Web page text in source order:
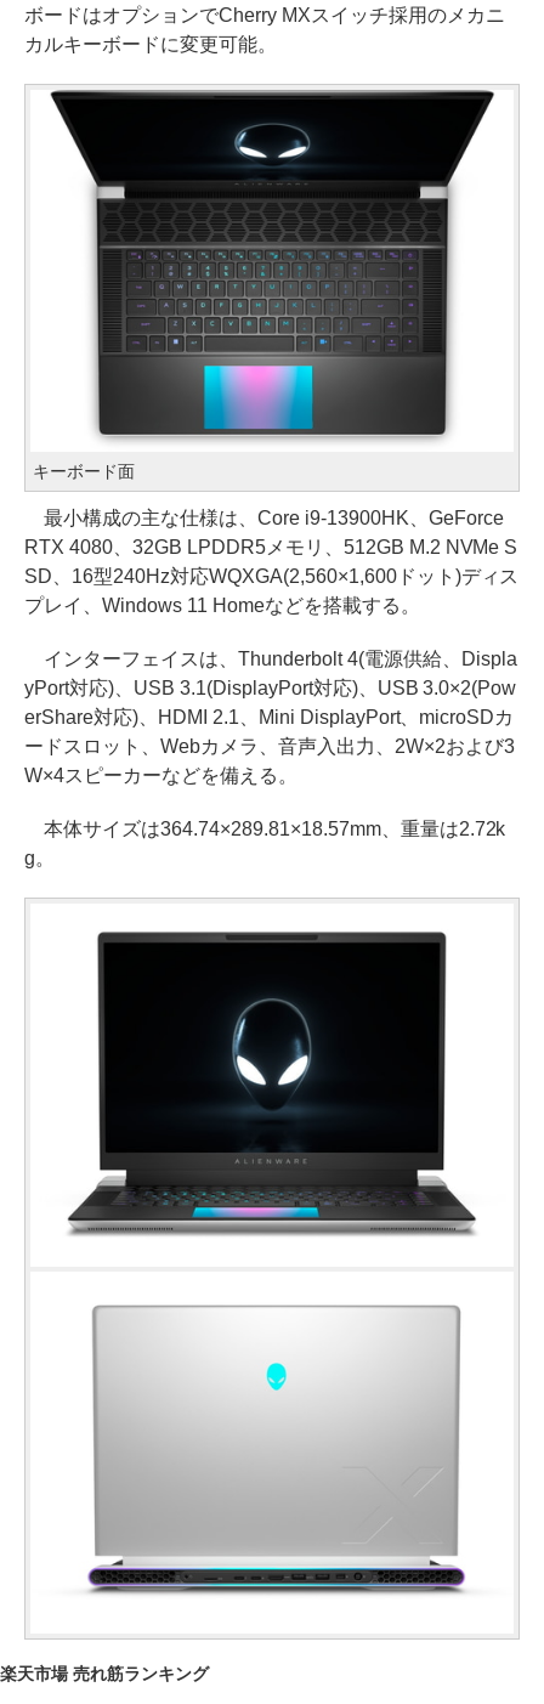
ボードはオプションでCherry MXスイッチ採用のメカニ
カルキーボードに変更可能。
キーボード面
最小構成の主な仕様は、Core i9-13900HK、GeForce
RTX 4080、32GB LPDDR5メモリ、512GB M.2 NVMe S
SD、16型240Hz対応WQXGA(2,560×1,600ドット)ディス
プレイ、Windows 11 Homeなどを搭載する。
インターフェイスは、Thunderbolt 4(電源供給、Displa
yPort対応)、USB 3.1(DisplayPort対応)、USB 3.0×2(Pow
erShare対応)、HDMI 2.1、Mini DisplayPort、microSDカ
ードスロット、Webカメラ、音声入出力、2W×2および3
W×4スピーカーなどを備える。
本体サイズは364.74×289.81×18.57mm、重量は2.72k
g。
楽天市場 売れ筋ランキング